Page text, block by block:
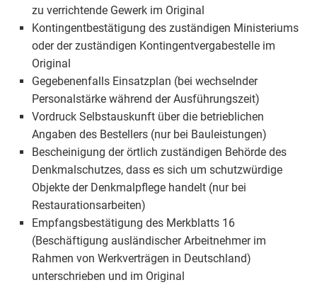
zu verrichtende Gewerk im Original
Kontingentbestätigung des zuständigen Ministeriums
oder der zuständigen Kontingentvergabestelle im
Original
Gegebenenfalls Einsatzplan (bei wechselnder
Personalstärke während der Ausführungszeit)
Vordruck Selbstauskunft über die betrieblichen
Angaben des Bestellers (nur bei Bauleistungen)
Bescheinigung der örtlich zuständigen Behörde des
Denkmalschutzes, dass es sich um schutzwürdige
Objekte der Denkmalpflege handelt (nur bei
Restaurationsarbeiten)
Empfangsbestätigung des Merkblatts 16
(Beschäftigung ausländischer Arbeitnehmer im
Rahmen von Werkverträgen in Deutschland)
unterschrieben und im Original